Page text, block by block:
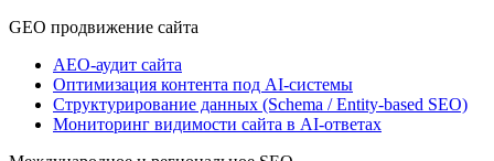
GEO продвижение сайта
AEO-аудит сайта
Оптимизация контента под AI-системы
Структурирование данных (Schema / Entity-based SEO)
Мониторинг видимости сайта в AI-ответах